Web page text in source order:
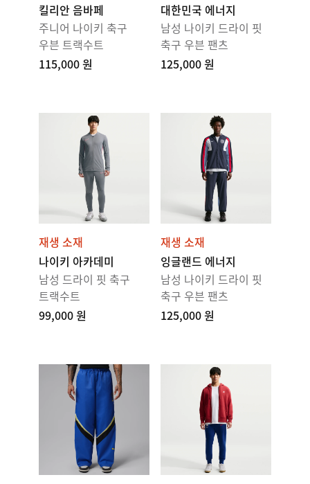
킬리안 음바페
주니어 나이키 축구
우븐 트랙수트
115,000 원
대한민국 에너지
남성 나이키 드라이 핏
축구 우븐 팬츠
125,000 원
재생 소재
나이키 아카데미
남성 드라이 핏 축구
트랙수트
99,000 원
재생 소재
잉글랜드 에너지
남성 나이키 드라이 핏
축구 우븐 팬츠
125,000 원